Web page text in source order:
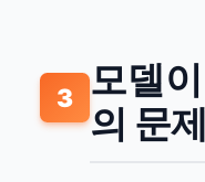
3 모델
의 문제